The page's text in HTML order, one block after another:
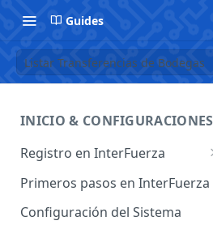
Guides
Listar Transferencias de Bodegas
INICIO & CONFIGURACIONES
Registro en InterFuerza
Iniciar Sesión en InterFuerza
Recuperar Contraseña
Primeros pasos en InterFuerza
Configuración del Sistema